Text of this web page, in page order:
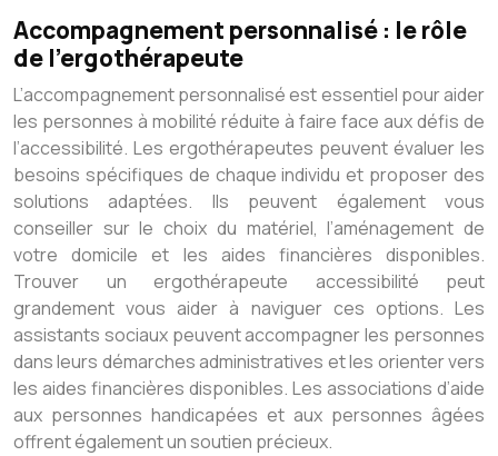
Accompagnement personnalisé : le rôle
de l’ergothérapeute
L’accompagnement personnalisé est essentiel pour aider
les personnes à mobilité réduite à faire face aux défis de
l’accessibilité. Les ergothérapeutes peuvent évaluer les
besoins spécifiques de chaque individu et proposer des
solutions adaptées. Ils peuvent également vous
conseiller sur le choix du matériel, l’aménagement de
votre domicile et les aides financières disponibles.
Trouver un ergothérapeute accessibilité peut
grandement vous aider à naviguer ces options. Les
assistants sociaux peuvent accompagner les personnes
dans leurs démarches administratives et les orienter vers
les aides financières disponibles. Les associations d’aide
aux personnes handicapées et aux personnes âgées
offrent également un soutien précieux.